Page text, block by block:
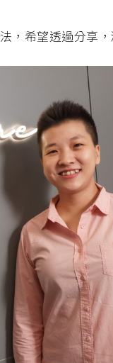
，希望透過分享